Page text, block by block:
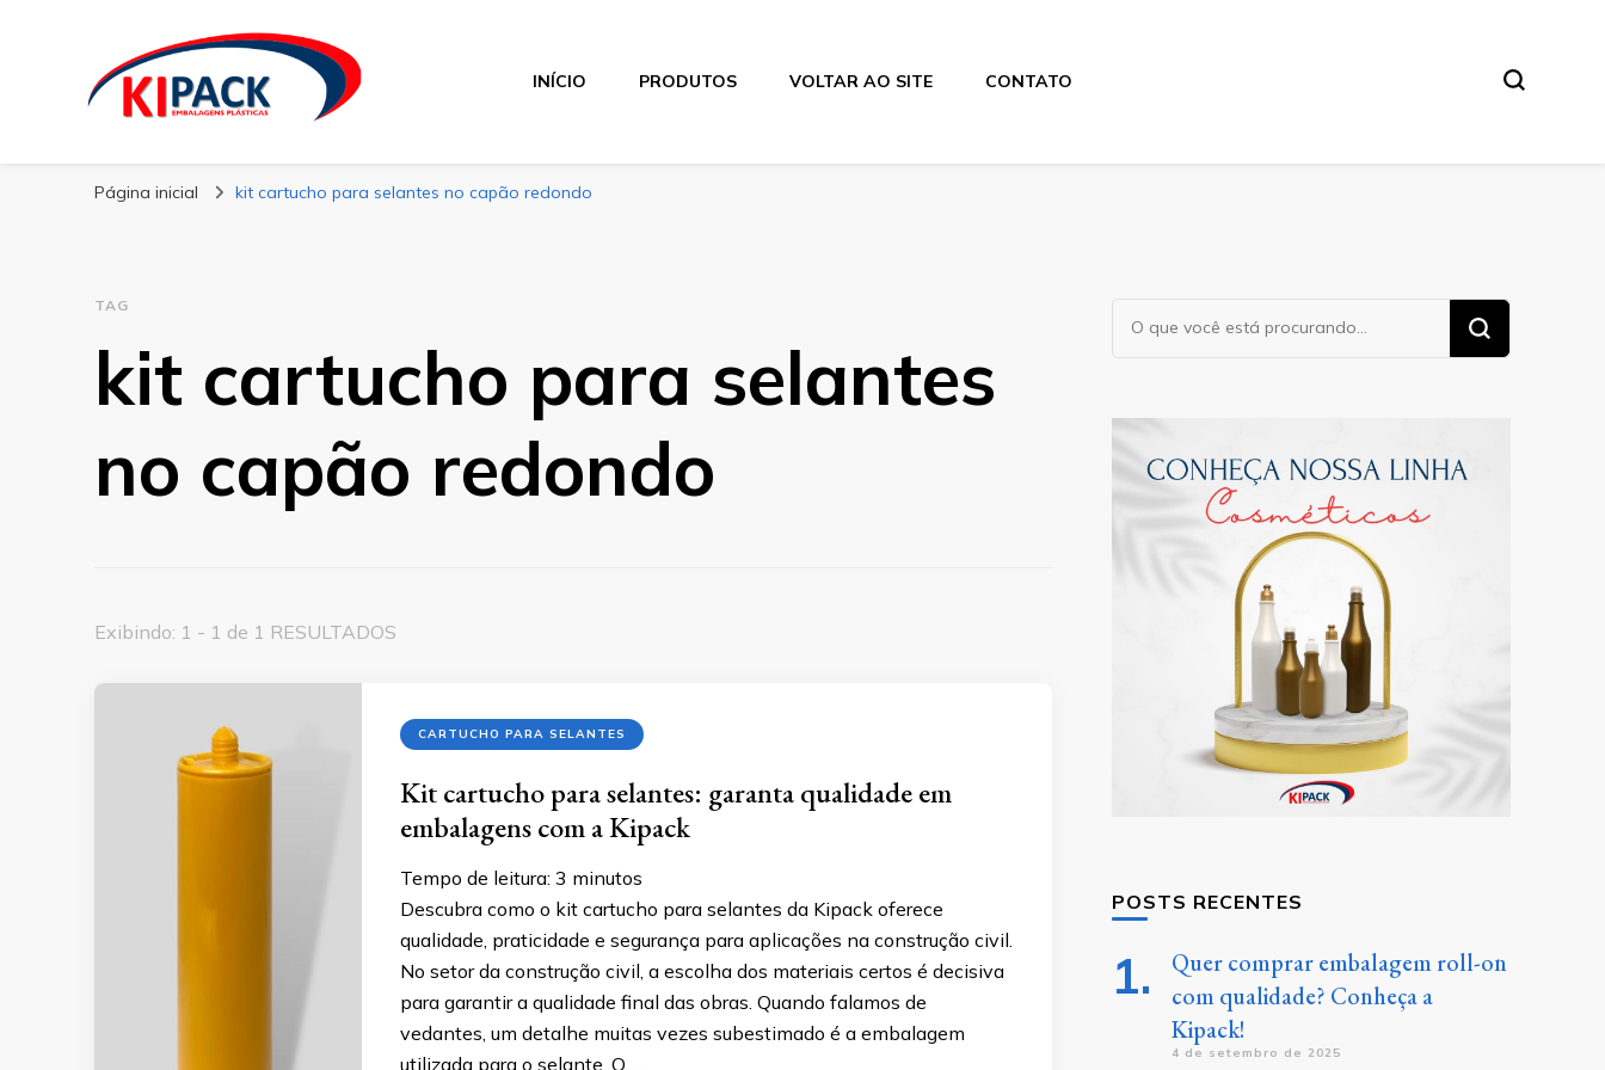
Kipack
INÍCIO PRODUTOS VOLTAR AO SITE CONTATO
Página inicial kit cartucho para selantes no capão redondo
TAG
kit cartucho para selantes
no capão redondo
Exibindo: 1 - 1 de 1 RESULTADOS
CARTUCHO PARA SELANTES
Kit cartucho para selantes: garanta qualidade em
embalagens com a Kipack
Tempo de leitura: 3 minutos
Descubra como o kit cartucho para selantes da Kipack oferece
qualidade, praticidade e segurança para aplicações na construção civil.
No setor da construção civil, a escolha dos materiais certos é decisiva
para garantir a qualidade final das obras. Quando falamos de
vedantes, um detalhe muitas vezes subestimado é a embalagem
utilizada para o selante. O …
Procurando
algo?
POSTS RECENTES
Quer comprar embalagem roll-on
com qualidade? Conheça a
Kipack!
4 de setembro de 2025